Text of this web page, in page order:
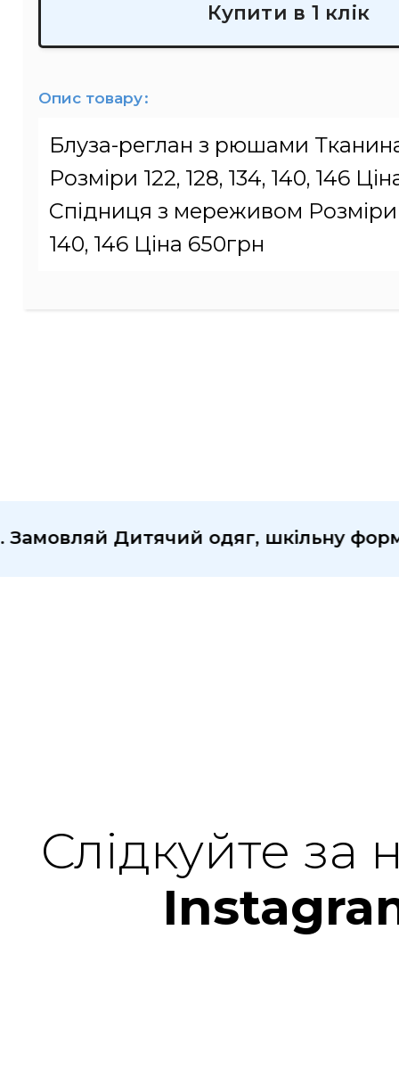
Купити в 1 клік
Опис товару
Блуза-реглан з рюшами
Розміри 122, 128, 134, 140, 146
Спідниця з мереживом Розміри
140, 146 Ціна 650грн
Дитячий одяг, шкільну форму,
Слідкуйте за